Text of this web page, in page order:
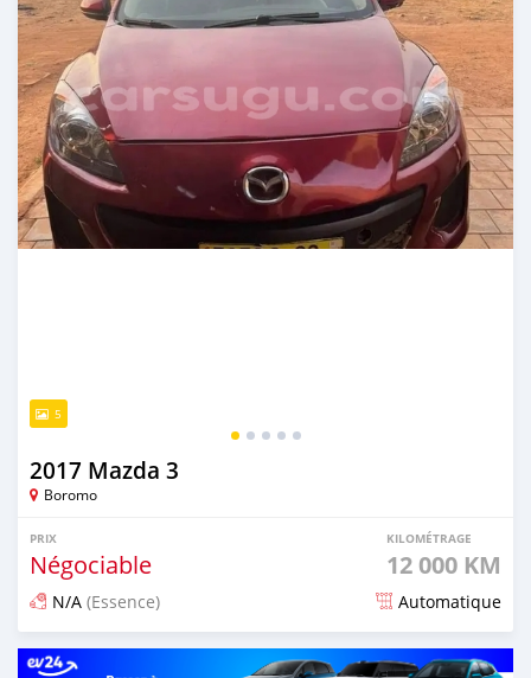
5
2017 Mazda 3
Boromo
PRIX
Négociable
KILOMÉTRAGE
12 000 KM
N/A (Essence) Automatique
Publié il y a 5 mois